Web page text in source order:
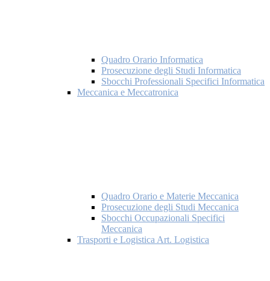
Quadro Orario Informatica
Prosecuzione degli Studi Informatica
Sbocchi Professionali Specifici Informatica
Meccanica e Meccatronica
Quadro Orario e Materie Meccanica
Prosecuzione degli Studi Meccanica
Sbocchi Occupazionali Specifici
Meccanica
Trasporti e Logistica Art. Logistica